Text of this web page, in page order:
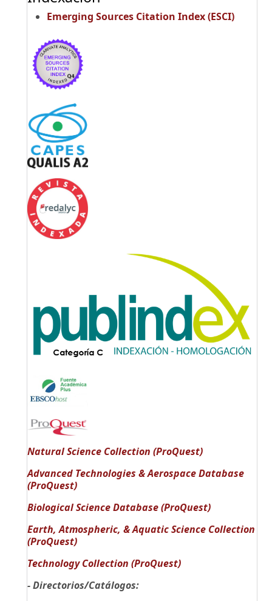
Emerging Sources Citation Index (ESCI)
Natural Science Collection (ProQuest)
Advanced Technologies & Aerospace Database
(ProQuest)
Biological Science Database (ProQuest)
Earth, Atmospheric, & Aquatic Science Collection
(ProQuest)
Technology Collection (ProQuest)
- Directorios/Catálogos: